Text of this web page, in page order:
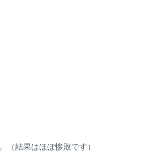
（結果はほぼ惨敗です）